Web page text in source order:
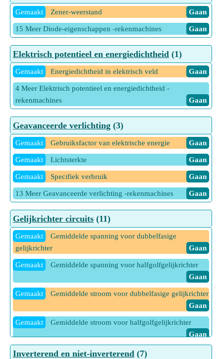
Gemaakt Zener-weerstand Gaan
15 Meer Diode-eigenschappen -rekenmachines Gaan
Elektrisch potentieel en energiedichtheid (1)
Gemaakt Energiedichtheid in elektrisch veld Gaan
4 Meer Elektrisch potentieel en energiedichtheid -
rekenmachines
Gaan
Geavanceerde verlichting (3)
Gemaakt Gebruiksfactor van elektrische energie Gaan
Gemaakt Lichtsterkte Gaan
Gemaakt Specifiek verbruik Gaan
13 Meer Geavanceerde verlichting -rekenmachines Gaan
Gelijkrichter circuits (11)
Gemaakt
Gemiddelde spanning voor dubbelfasige
gelijkrichter
Gaan
Gemaakt
Gemiddelde spanning voor halfgolfgelijkrichter
Gaan
Gemaakt
Gemiddelde stroom voor dubbelfasige gelijkrichter
Gaan
Gemaakt
Gemiddelde stroom voor halfgolfgelijkrichter
Gaan
Gemaakt Rimpelingsfactor
Inverterend en niet-inverterend (7)